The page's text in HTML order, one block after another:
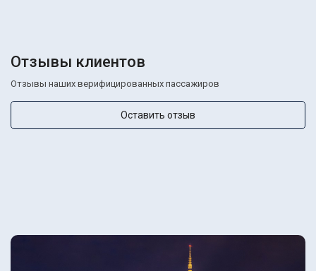
Отзывы клиентов
Отзывы наших верифицированных пассажиров
Оставить отзыв